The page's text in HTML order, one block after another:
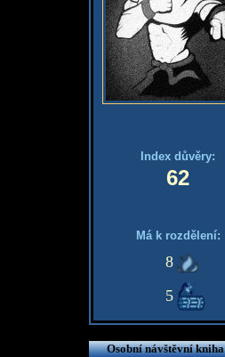
Index důvěry:
62
Má k rozdělení:
8
5
Osobní návštěvní kniha